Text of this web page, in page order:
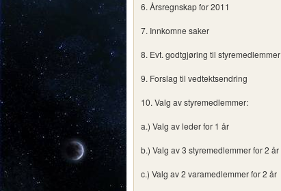
6. Årsregnskap for 2011
7. Innkomne saker
8. Evt. godtgjøring til styremedlemmer
9. Forslag til vedtektsendring
10. Valg av styremedlemmer:
a.) Valg av leder for 1 år
b.) Valg av 3 styremedlemmer for 2 år
c.) Valg av 2 varamedlemmer for 2 år